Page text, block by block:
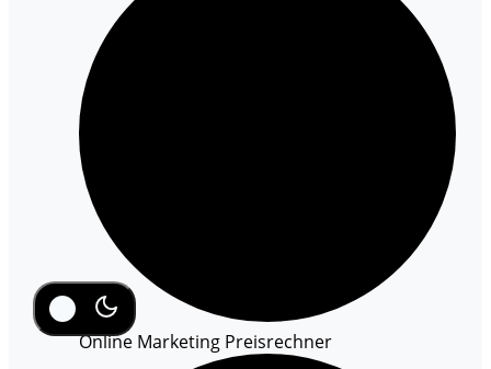
Online Marketing Preisrechner